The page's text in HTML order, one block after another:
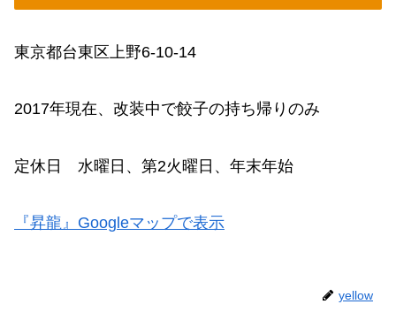
東京都台東区上野6-10-14
2017年現在、改装中で餃子の持ち帰りのみ
定休日 水曜日、第2火曜日、年末年始
『昇龍』Googleマップで表示
yellow